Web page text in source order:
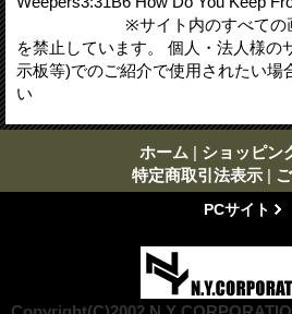
※サイト内のすべての画像
を禁止しています。 個人・法人様の
示板等)でのご紹介で使用されたい場
い
ホーム | ショッピン
特定商取引法表示 |
PCサイト